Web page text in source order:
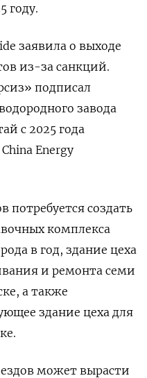
году.
заявила о выходе
из-за санкций.
подписал
завода
с 2025 года
Energy
потребуется создать
комплекса
в год, здание цеха
и ремонта семи
а также
здание цеха для
может вырасти